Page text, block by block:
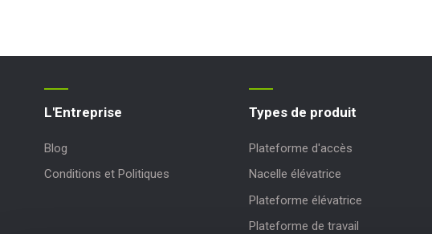
L'Entreprise
Blog
Conditions et Politiques
Types de produit
Plateforme d'accès
Nacelle élévatrice
Plateforme élévatrice
Plateforme de travail